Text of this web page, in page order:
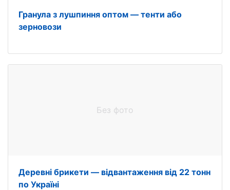
Гранула з лушпиння оптом — тенти або
зерновози
Без фото
Деревні брикети — відвантаження від 22 тонн
по Україні